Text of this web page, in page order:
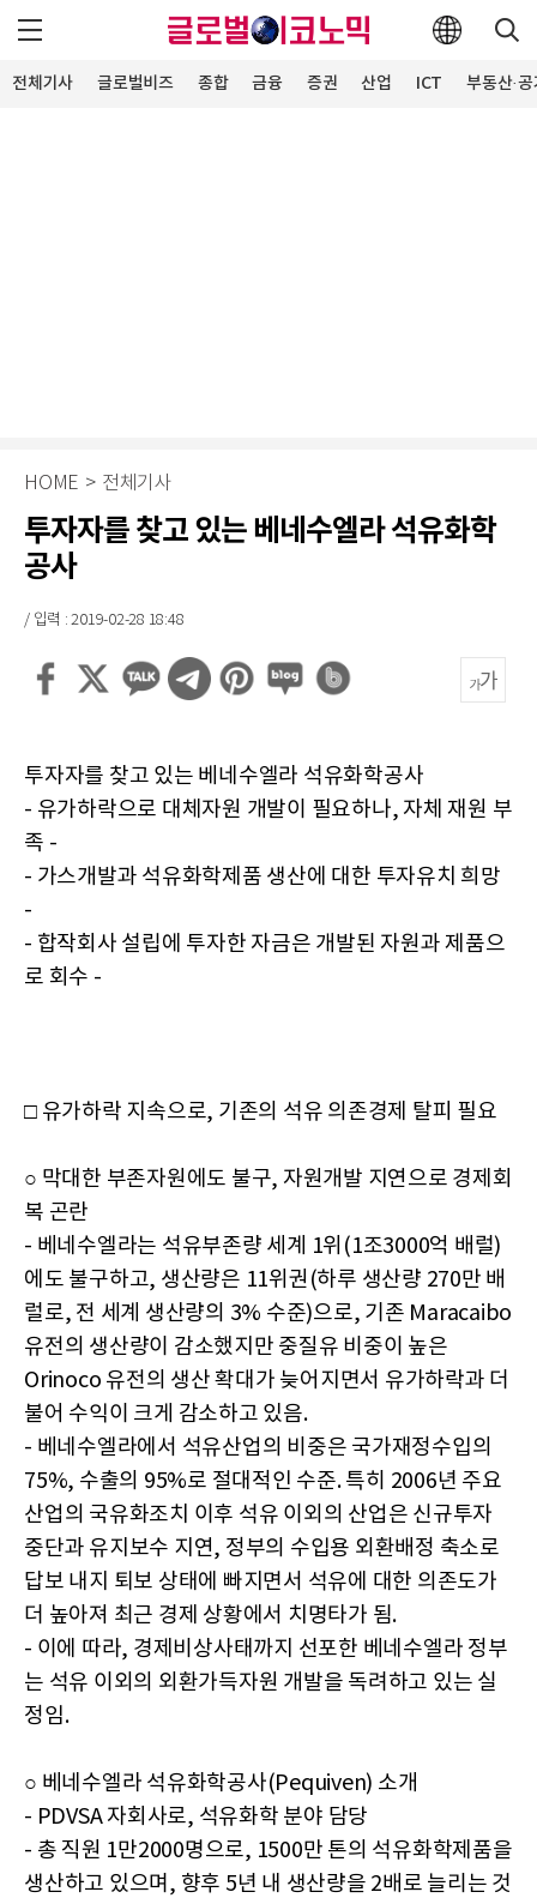
전체기사 글로벌비즈 종합 금융 증권 산업 ICT 부동산·
HOME > 전체기사
투자자를 찾고 있는 베네수엘라 석유화학
공사
/ 입력 : 2019-02-28 18:48
투자자를 찾고 있는 베네수엘라 석유화학공사
- 유가하락으로 대체자원 개발이 필요하나, 자체 재원 부
족 -
- 가스개발과 석유화학제품 생산에 대한 투자유치 희망
-
- 합작회사 설립에 투자한 자금은 개발된 자원과 제품으
로 회수 -
□ 유가하락 지속으로, 기존의 석유 의존경제 탈피 필요
○ 막대한 부존자원에도 불구, 자원개발 지연으로 경제회
복 곤란
- 베네수엘라는 석유부존량 세계 1위(1조3000억 배럴)
에도 불구하고, 생산량은 11위권(하루 생산량 270만 배
럴로, 전 세계 생산량의 3% 수준)으로, 기존 Maracaibo
유전의 생산량이 감소했지만 중질유 비중이 높은
Orinoco 유전의 생산 확대가 늦어지면서 유가하락과 더
불어 수익이 크게 감소하고 있음.
- 베네수엘라에서 석유산업의 비중은 국가재정수입의
75%, 수출의 95%로 절대적인 수준. 특히 2006년 주요
산업의 국유화조치 이후 석유 이외의 산업은 신규투자
중단과 유지보수 지연, 정부의 수입용 외환배정 축소로
답보 내지 퇴보 상태에 빠지면서 석유에 대한 의존도가
더 높아져 최근 경제 상황에서 치명타가 됨.
- 이에 따라, 경제비상사태까지 선포한 베네수엘라 정부
는 석유 이외의 외환가득자원 개발을 독려하고 있는 실
정임.
○ 베네수엘라 석유화학공사(Pequiven) 소개
- PDVSA 자회사로, 석유화학 분야 담당
- 총 직원 1만2000명으로, 1500만 톤의 석유화학제품을
생산하고 있으며, 향후 5년 내 생산량을 2배로 늘리는 것